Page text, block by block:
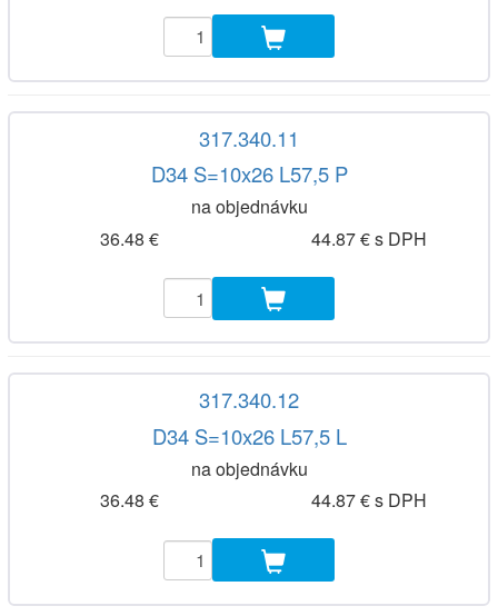
317.340.11
D34 S=10x26 L57,5 P
na objednávku
36.48 €
44.87 € s DPH
317.340.12
D34 S=10x26 L57,5 L
na objednávku
36.48 €
44.87 € s DPH